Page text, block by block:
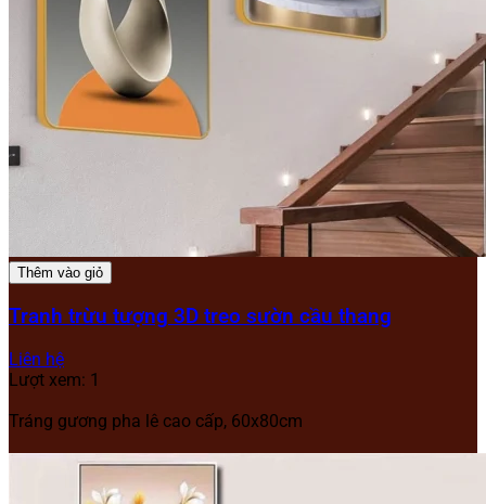
Thêm vào giỏ
Tranh trừu tượng 3D treo sườn cầu thang
Liên hệ
Lượt xem: 1
Tráng gương pha lê cao cấp, 60x80cm